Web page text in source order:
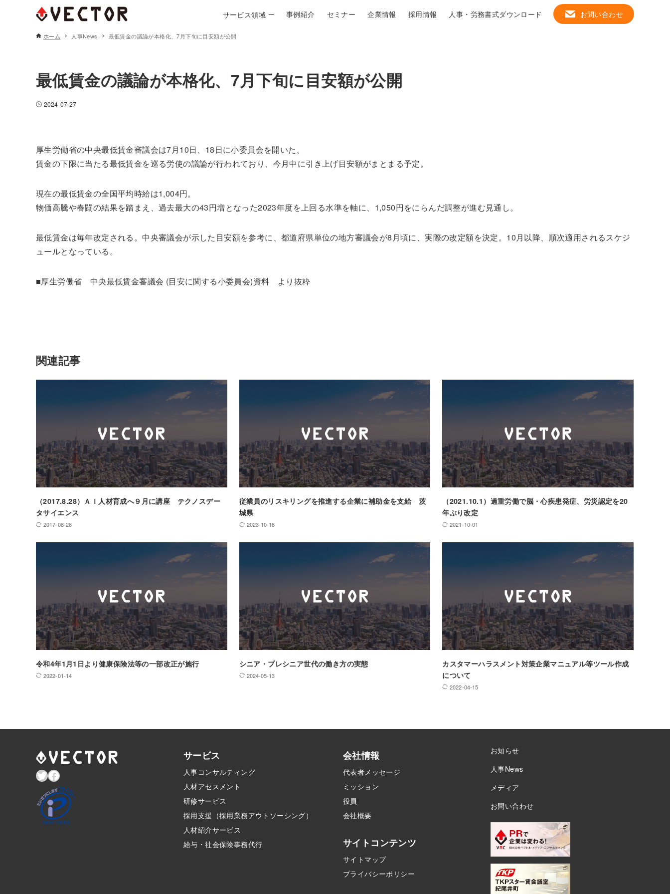
事例紹介 セミナー 企業情報 採用情報 人事・労務書式ダウンロード お問い合わせ
サービス領域
人事制度構築コンサルティング
各種関連制度設計
報酬水準調査
従業員意識調査 | VOISE
適性診断（PET-II）
パート・アルバイト領域
応募者データ集約・取込サービス
人事キャリアバンク
ホーム 人事News 最低賃金の議論が本格化、7月下旬に目安額が公開
最低賃金の議論が本格化、7月下旬に目安額が公開
2024-07-27
厚生労働省の中央最低賃金審議会は7月10日、18日に小委員会を開いた。
賃金の下限に当たる最低賃金を巡る労使の議論が行われており、今月中に引き上げ目安額がまとまる予定。
現在の最低賃金の全国平均時給は1,004円。
物価高騰や春闘の結果を踏まえ、過去最大の43円増となった2023年度を上回る水準を軸に、1,050円をにらんだ調整が進む見通し。
最低賃金は毎年改定される。中央審議会が示した目安額を参考に、都道府県単位の地方審議会が8月頃に、実際の改定額を決定。10月以降、順次適用されるスケジ
ュールとなっている。
■厚生労働省 中央最低賃金審議会 (目安に関する小委員会)資料 より抜粋
関連記事
（2017.8.28）ＡＩ人材育成へ９月に講座 テクノスデー
タサイエンス
2017-08-28
従業員のリスキリングを推進する企業に補助金を支給 茨
城県
2023-10-18
（2021.10.1）過重労働で脳・心疾患発症、労災認定を20
年ぶり改定
2021-10-01
令和4年1月1日より健康保険法等の一部改正が施行
2022-01-14
シニア・プレシニア世代の働き方の実態
2024-05-13
カスタマーハラスメント対策企業マニュアル等ツール作成
について
2022-04-15
Twitter
Facebook
サービス
人事コンサルティング
人材アセスメント
研修サービス
採用支援（採用業務アウトソーシング）
人材紹介サービス
給与・社会保険事務代行
会社情報
代表者メッセージ
ミッション
役員
会社概要
サイトコンテンツ
サイトマップ
プライバシーポリシー
お知らせ
人事News
メディア
お問い合わせ